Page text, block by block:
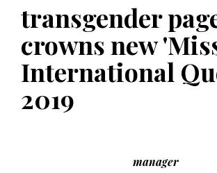
transgender
crowns new
International
2019
manager